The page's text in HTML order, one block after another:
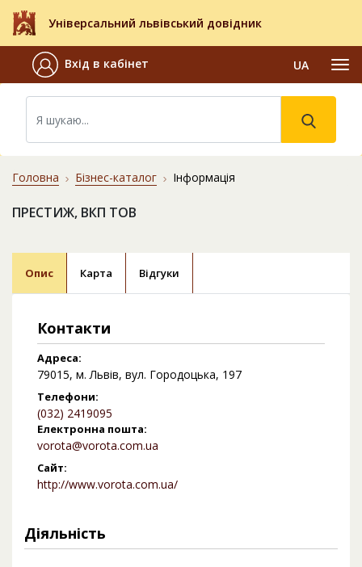
Універсальний львівський довідник
Вхід в кабінет UA
Головна Бізнес-каталог Інформація
ПРЕСТИЖ, ВКП ТОВ
Опис Карта Відгуки
Контакти
Адреса:
79015, м. Львів, вул. Городоцька, 197
Телефони:
(032) 2419095
Електронна пошта:
vorota@vorota.com.ua
Сайт:
http://www.vorota.com.ua/
Діяльність